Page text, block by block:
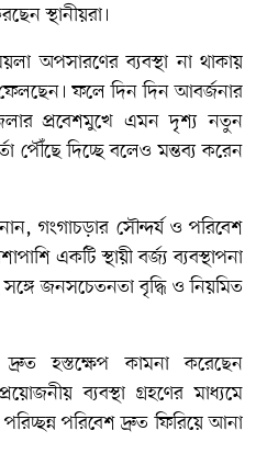
স্থানীয়রা।
অপসারণের ব্যবস্থা না থাকায়
ফেলছেন। ফলে দিন দিন আবর্জনার
প্রবেশমুখে এমন দৃশ্য নতুন
পৌঁছে দিচ্ছে বলেও মন্তব্য করেন
গংগাচড়ার সৌন্দর্য ও পরিবেশ
একটি স্থায়ী বর্জ্য ব্যবস্থাপনা
জনসচেতনতা বৃদ্ধি ও নিয়মিত
দ্রুত হস্তক্ষেপ কামনা করেছেন
ব্যবস্থা গ্রহণের মাধ্যমে
পরিবেশ দ্রুত ফিরিয়ে আনা